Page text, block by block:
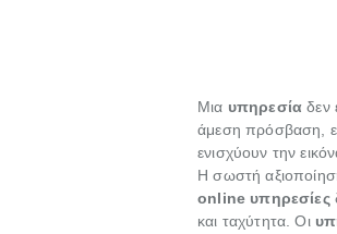
Μια υπηρεσία δεν
άμεση πρόσβαση,
ενισχύουν την
Η σωστή
online υπηρεσίες
και ταχύτητα. Οι